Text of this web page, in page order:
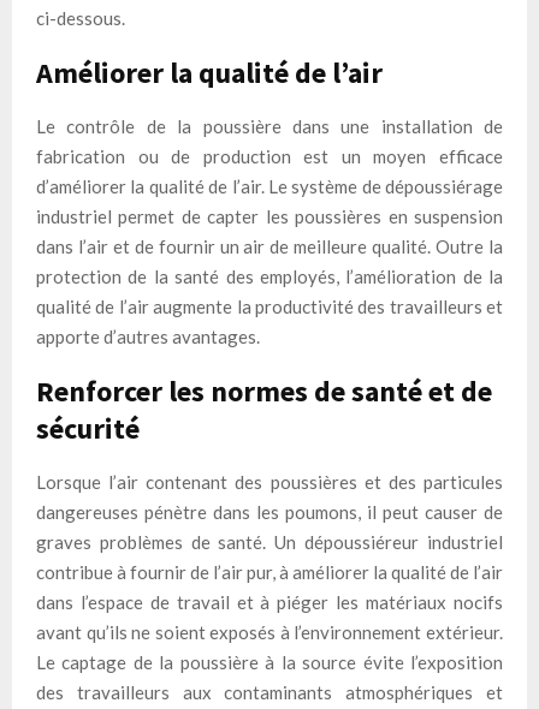
ci-dessous.
Améliorer la qualité de l’air
Le contrôle de la poussière dans une installation de
fabrication ou de production est un moyen efficace
d’améliorer la qualité de l’air. Le système de dépoussiérage
industriel permet de capter les poussières en suspension
dans l’air et de fournir un air de meilleure qualité. Outre la
protection de la santé des employés, l’amélioration de la
qualité de l’air augmente la productivité des travailleurs et
apporte d’autres avantages.
Renforcer les normes de santé et de
sécurité
Lorsque l’air contenant des poussières et des particules
dangereuses pénètre dans les poumons, il peut causer de
graves problèmes de santé. Un dépoussiéreur industriel
contribue à fournir de l’air pur, à améliorer la qualité de l’air
dans l’espace de travail et à piéger les matériaux nocifs
avant qu’ils ne soient exposés à l’environnement extérieur.
Le captage de la poussière à la source évite l’exposition
des travailleurs aux contaminants atmosphériques et